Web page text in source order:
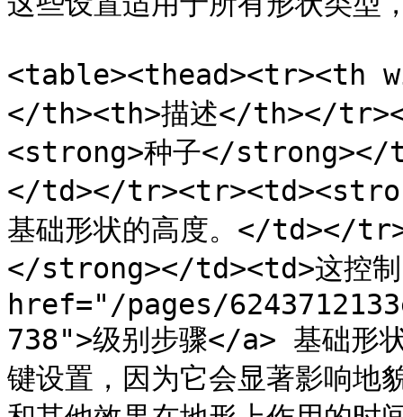
<table><thead><tr><th
</th><th>描述</th></
<strong>种子</strong></
</td></
基础形状的高度。</td></
</strong></td><td>这控
href="/pages/
738">级别步骤</a> 基础形
键设置，因为它会显著影响